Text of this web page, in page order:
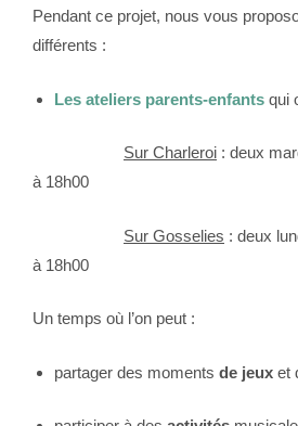
Pendant ce projet, nous vous
différents :
Les ateliers parents-enfants qui
Sur Charleroi : deux
à 18h00
Sur Gosselies : deux
à 18h00
Un temps où l’on peut :
partager des moments de jeux et